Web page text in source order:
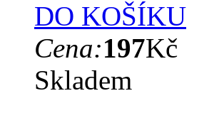
DO KOŠÍKU
Cena:197Kč
Skladem